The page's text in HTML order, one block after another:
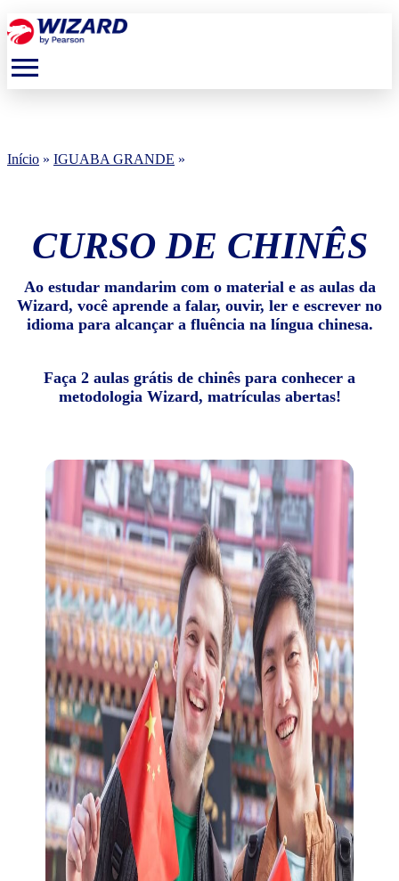
menu
Início » IGUABA GRANDE »
CURSO DE CHINÊS
Ao estudar mandarim com o material e as aulas da
Wizard, você aprende a falar, ouvir, ler e escrever no
idioma para alcançar a fluência na língua chinesa.
Faça 2 aulas grátis de chinês para conhecer a
metodologia Wizard, matrículas abertas!